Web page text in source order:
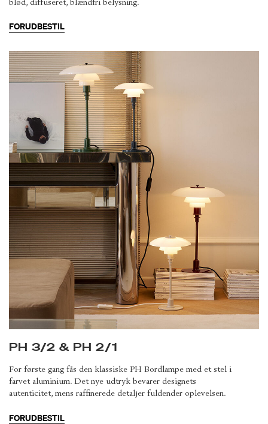
blød, diffuseret, blændfri belysning.
FORUDBESTIL
PH 3/2 & PH 2/1
For første gang fås den klassiske PH Bordlampe med et stel i
farvet aluminium. Det nye udtryk bevarer designets
autenticitet, mens raffinerede detaljer fuldender oplevelsen.
FORUDBESTIL